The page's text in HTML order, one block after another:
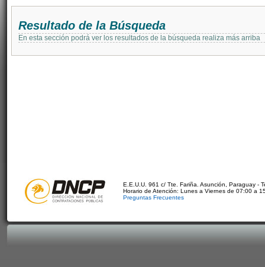
Resultado de la Búsqueda
En esta sección podrá ver los resultados de la búsqueda realiza más arriba
E.E.U.U. 961 c/ Tte. Fariña. Asunción, Paraguay -
Horario de Atención: Lunes a Viernes de 07:00 a
Preguntas Frecuentes